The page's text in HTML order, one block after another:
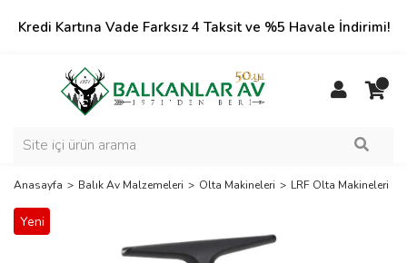
Kredi Kartına Vade Farksız 4 Taksit ve %5 Havale İndirimi!
Anasayfa Balık Av Malzemeleri Olta Makineleri LRF Olta Makineleri
Yeni